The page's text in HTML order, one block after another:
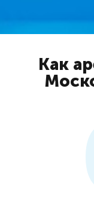
Как